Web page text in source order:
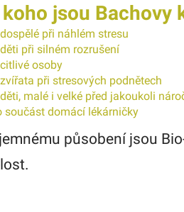
jsou Bachovy
při náhlém stresu
při silném rozrušení
osoby
při stresových podnětech
malé i velké před jakoukoli
součást domácí lékárničky
působení jsou